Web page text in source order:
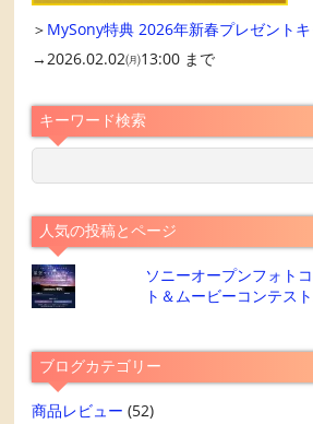
＞ MySony特典 2026年新春プレゼント
→2026.02.02㈪13:00 まで
キーワード検索
人気の投稿とページ
ソニーオープンフォト
ト＆ムービーコンテス
ブログカテゴリー
商品レビュー (52)